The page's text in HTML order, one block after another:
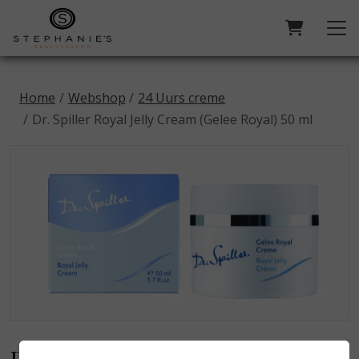
Home Webshop
24 Uurs creme
Dr. Spiller Royal Jelly Cream (Gelee Royal) 50 ml